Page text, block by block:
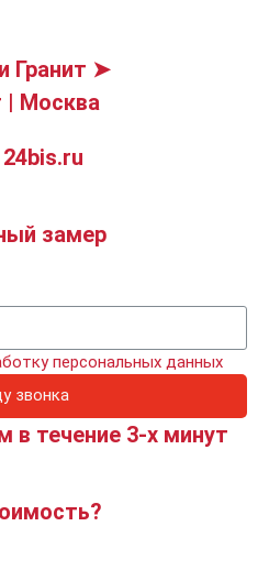
Гранит ➤
| Москва
замер
персональных данных
звонка
в течение 3-х минут